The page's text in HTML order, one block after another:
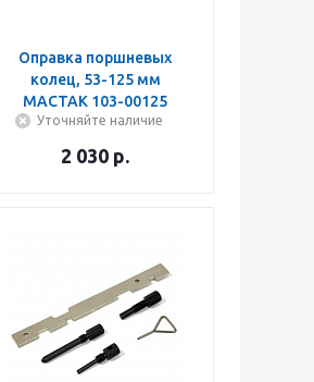
Оправка поршневых
колец, 53-125 мм
МАСТАК 103-00125
Уточняйте наличие
2 030 р.